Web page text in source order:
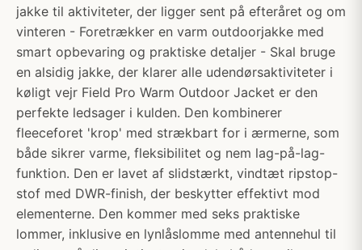
jakke til aktiviteter, der ligger sent på efteråret og om
vinteren - Foretrækker en varm outdoorjakke med
smart opbevaring og praktiske detaljer - Skal bruge
en alsidig jakke, der klarer alle udendørsaktiviteter i
køligt vejr Field Pro Warm Outdoor Jacket er den
perfekte ledsager i kulden. Den kombinerer
fleeceforet 'krop' med strækbart for i ærmerne, som
både sikrer varme, fleksibilitet og nem lag-på-lag-
funktion. Den er lavet af slidstærkt, vindtæt ripstop-
stof med DWR-finish, der beskytter effektivt mod
elementerne. Den kommer med seks praktiske
lommer, inklusive en lynlåslomme med antennehul til